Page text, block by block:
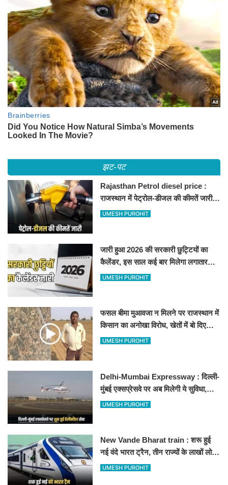
झट-पट
Rajasthan Petrol diesel price :
राजस्थान में पेट्रोल-डीजल की कीमतें जारी,
जानिए बीकानेर समेत पुरे प्रदेश में नए रेट
UMESH PUROHIT
जारी हुआ 2026 की सरकारी छुट्टियों का
कैलेंडर, इस साल कई बार मिलेगा लगातार
अवकाश, देखें
UMESH PUROHIT
फसल बीमा मुआवजा न मिलने पर राजस्थान में
किसान का अनोखा विरोध, खेतों में बो दिए
500-500 रुपए के नोट, वीडियो वायरल
UMESH PUROHIT
Delhi-Mumbai Expressway : दिल्ली-
मुंबई एक्सप्रेसवे पर अब मिलेगी ये सुविधा,
हेलीकॉप्टर सर्विस से तुरंत घायल पहुंचेगा
UMESH PUROHIT
New Vande Bharat train : शरू हुई
नई वंदे भारत ट्रैन, तीन राज्यों के लाखों लोगों
का सफर होगा आसान, देखें पूरा रूटमैप
UMESH PUROHIT